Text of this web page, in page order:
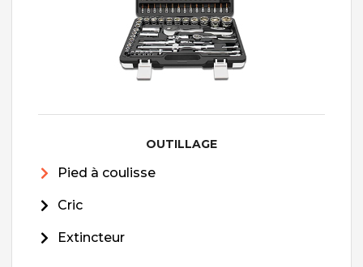
OUTILLAGE
Pied à coulisse
Cric
Extincteur